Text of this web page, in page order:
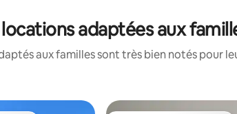
adaptées aux
aux familles sont très bien notés pour